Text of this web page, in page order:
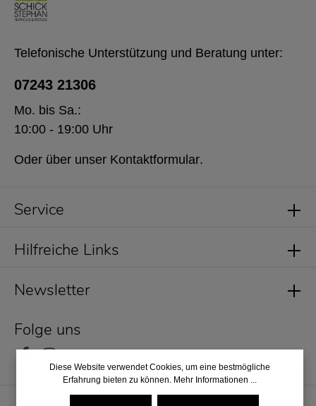
Service
Newsletter
Folge uns
Telefonische Unterstützung und Beratung unter:
07243 21306
Mo. bis Sa.:
10:00 - 19:00 Uhr
Oder über unser Kontaktformular.
Hilfreiche Links
Diese Website verwendet Cookies, um eine bestmögliche
Erfahrung bieten zu können. Mehr Informationen ...